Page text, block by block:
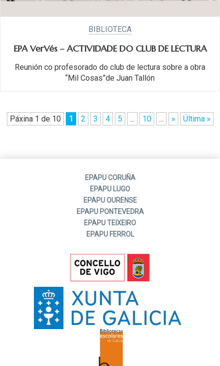
BIBLIOTECA
EPA VerVés – ACTIVIDADE DO CLUB DE LECTURA
Reunión co profesorado do club de lectura sobre a obra
“Mil Cosas”de Juan Tallón
Páxina 1 de 10 1 2 3 4 5 ... 10 ... » Última »
EPAPU CORUÑA
EPAPU LUGO
EPAPU OURENSE
EPAPU PONTEVEDRA
EPAPU TEIXEIRO
EPAPU FERROL